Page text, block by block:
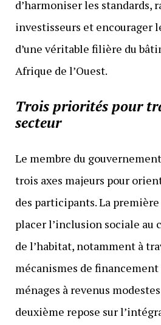
d’harmoniser les standards,
investisseurs et encourager
d’une véritable filière du
Afrique de l’Ouest.
Trois priorités pour
secteur
Le membre du
trois axes majeurs pour
des participants. La
placer l’inclusion sociale au
de l’habitat, notamment à
mécanismes de financement
ménages à revenus
deuxième repose sur